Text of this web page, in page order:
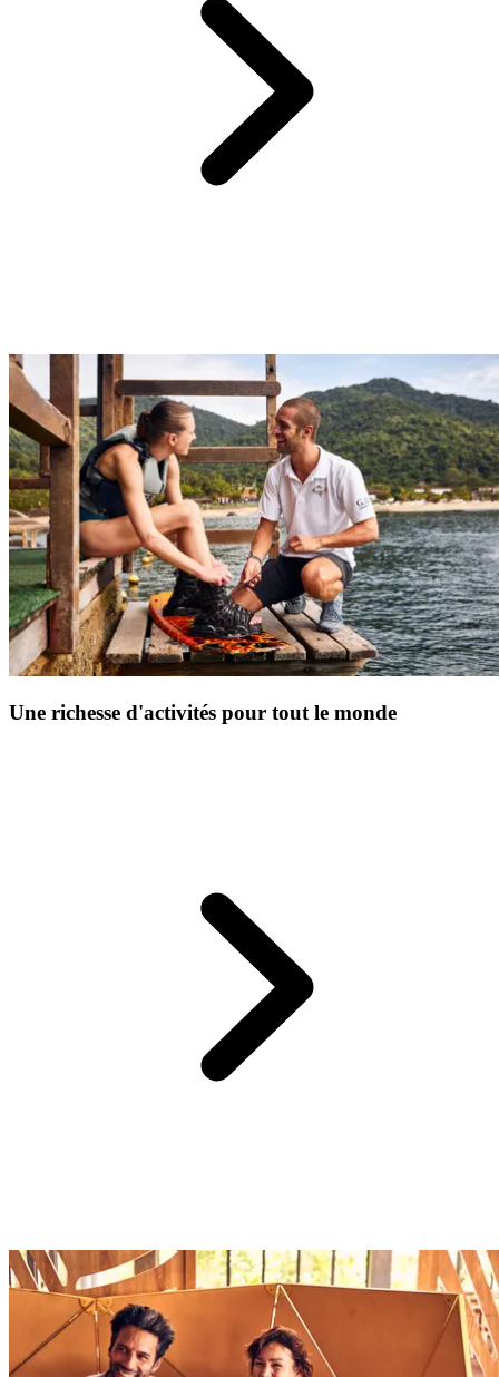
Depuis 1950, le Club Med vous permet de vivre des séjours tout
compris d'exception. Nous vous offrons une expérience simple et
sans tracas pour créer de superbes souvenirs pour la vie. Alors,
oubliez la logistique, nous vous proposons des services et des
équipements pratiques. Profitez de moments amusants en famille, à
deux, entre amis, regardez vos enfants s'épanouir et détendez-vous !
Une richesse d'activités pour tout le monde
L’une des parties les plus difficiles de la planification de vacances,
surtout si elles sont destinées à toute la famille, est de choisir des
activités qui conviendront à tout le monde. Au Club Med, nous
proposons plus de 60 activités : du sport, de la détente, des
animations nocturnes, des activités pour les débutants jusqu'aux
professionnels et des garderies pour divertir les enfants.